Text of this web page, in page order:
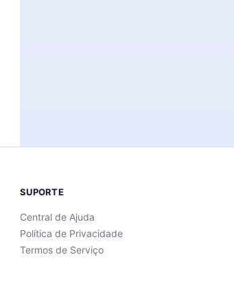
SUPORTE
Central de Ajuda
Política de Privacidade
Termos de Serviço